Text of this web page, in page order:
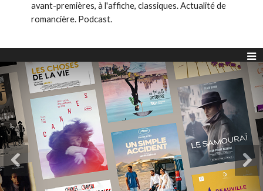
avant-premières, à l'affiche, classiques. Actualité de
romancière. Podcast.